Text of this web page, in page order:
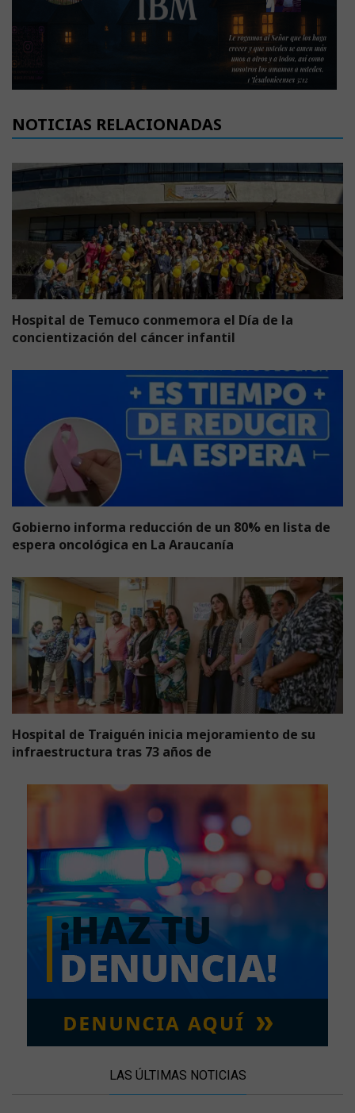
NOTICIAS RELACIONADAS
Hospital de Temuco conmemora el Día de la
concientización del cáncer infantil
Gobierno informa reducción de un 80% en lista de
espera oncológica en La Araucanía
Hospital de Traiguén inicia mejoramiento de su
infraestructura tras 73 años de
LAS ÚLTIMAS NOTICIAS